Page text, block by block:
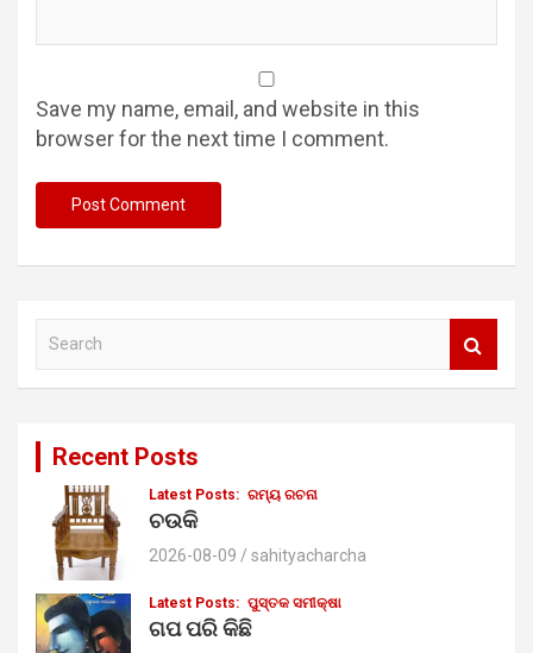
Save my name, email, and website in this
browser for the next time I comment.
a
Recent Posts
Latest Posts: ରମ୍ୟ ରଚନା
ଚଉକି
2026-08-09 sahityacharcha
Latest Posts: ପୁସ୍ତକ ସମୀକ୍ଷା
ଗପ ପରି କିଛି